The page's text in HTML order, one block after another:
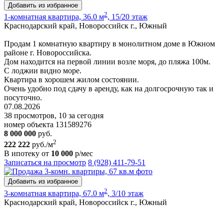
Добавить из избранное
1-комнатная квартира, 36.0 м2, 15/20 этаж
Краснодарский край, Новороссийск г., Южный
Продам 1 комнатную квартиру в монолитном доме в Южном
районе г. Новороссийска.
Дом находится на первой линии возле моря, до пляжа 100м.
С лоджии видно море.
Квартира в хорошем жилом состоянии.
Очень удобно под сдачу в аренду, как на долгосрочную так и
посуточно.
07.08.2026
38 просмотров, 10 за сегодня
номер объекта 131589276
8 000 000 руб.
222 222 руб./м2
В ипотеку от 10 000 р/мес
Записаться на просмотр 8 (928) 411-79-51
Добавить из избранное
3-комнатная квартира, 67.0 м2, 3/10 этаж
Краснодарский край, Новороссийск г., Южный